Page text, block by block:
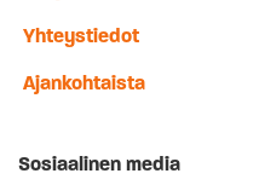
Yhteystiedot
Ajankohtaista
Sosiaalinen media